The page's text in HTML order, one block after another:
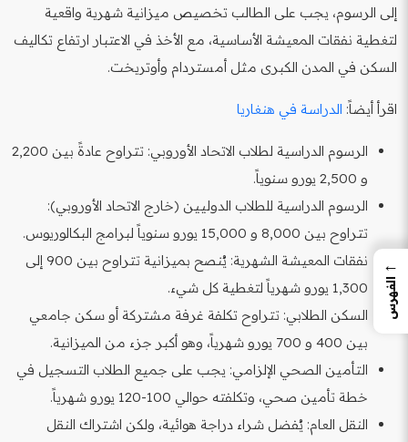
إلى الرسوم، يجب على الطالب تخصيص ميزانية شهرية واقعية
لتغطية نفقات المعيشة الأساسية، مع الأخذ في الاعتبار ارتفاع تكاليف
السكن في المدن الكبرى مثل أمستردام وأوتريخت.
اقرأ أيضاً: الدراسة في هنغاريا
الرسوم الدراسية لطلاب الاتحاد الأوروبي: تتراوح عادةً بين 2,200
و 2,500 يورو سنوياً.
الرسوم الدراسية للطلاب الدوليين (خارج الاتحاد الأوروبي):
تتراوح بين 8,000 و 15,000 يورو سنوياً لبرامج البكالوريوس.
نفقات المعيشة الشهرية: يُنصح بميزانية تتراوح بين 900 إلى
1,300 يورو شهرياً لتغطية كل شيء.
السكن الطلابي: تتراوح تكلفة غرفة مشتركة أو سكن جامعي
بين 400 و 700 يورو شهرياً، وهو أكبر جزء من الميزانية.
التأمين الصحي الإلزامي: يجب على جميع الطلاب التسجيل في
خطة تأمين صحي، وتكلفته حوالي 100-120 يورو شهرياً.
النقل العام: يُفضل شراء دراجة هوائية، ولكن اشتراك النقل
←
الفهرس